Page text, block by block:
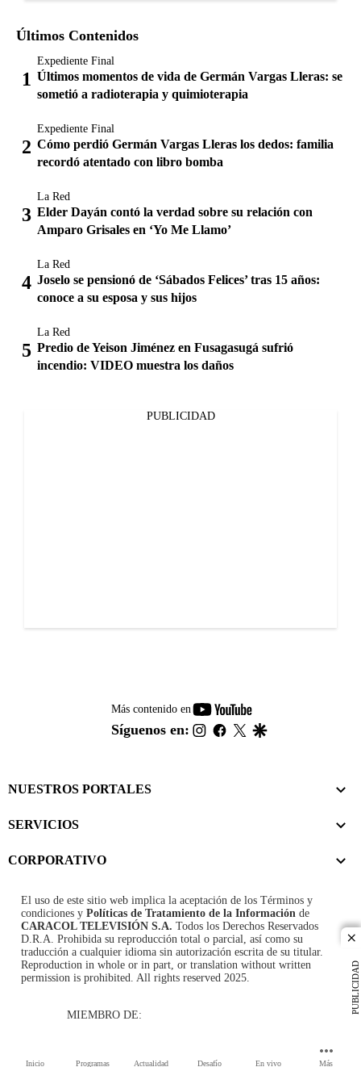
Inicio Programas Actualidad Desafío En vivo Más
PUBLICIDAD
Últimos Contenidos
Expediente Final
Últimos momentos de vida de Germán Vargas Lleras: se
sometió a radioterapia y quimioterapia
Expediente Final
Cómo perdió Germán Vargas Lleras los dedos: familia
recordó atentado con libro bomba
La Red
Elder Dayán contó la verdad sobre su relación con
Amparo Grisales en ‘Yo Me Llamo’
La Red
Joselo se pensionó de ‘Sábados Felices’ tras 15 años:
conoce a su esposa y sus hijos
La Red
Predio de Yeison Jiménez en Fusagasugá sufrió
incendio: VIDEO muestra los daños
PUBLICIDAD
Más contenido en
youtube-
footer
Síguenos en: instagram
facebook
twitter
NUESTROS PORTALES
SERVICIOS
CORPORATIVO
El uso de este sitio web implica la aceptación de los Términos y
condiciones y Políticas de Tratamiento de la Información de
CARACOL TELEVISIÓN S.A. Todos los Derechos Reservados
D.R.A. Prohibida su reproducción total o parcial, así como su
traducción a cualquier idioma sin autorización escrita de su titular.
Reproduction in whole or in part, or translation without written
permission is prohibited. All rights reserved 2025.
MIEMBRO DE: